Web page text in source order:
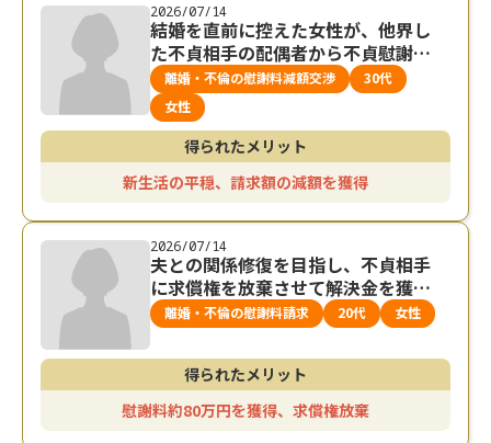
2026/07/14
結婚を直前に控えた女性が、他界し
た不貞相手の配偶者から不貞慰謝料
を請求された事例
離婚・不倫の慰謝料減額交渉
30代
女性
得られたメリット
新生活の平穏、請求額の減額を獲得
2026/07/14
夫との関係修復を目指し、不貞相手
に求償権を放棄させて解決金を獲得
した事例
離婚・不倫の慰謝料請求 20代 女性
得られたメリット
慰謝料約80万円を獲得、求償権放棄